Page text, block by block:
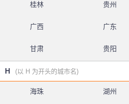
桂林 贵州
广西 广东
甘肃 贵阳
H (以 H 为开头的城市名)
海珠 湖州